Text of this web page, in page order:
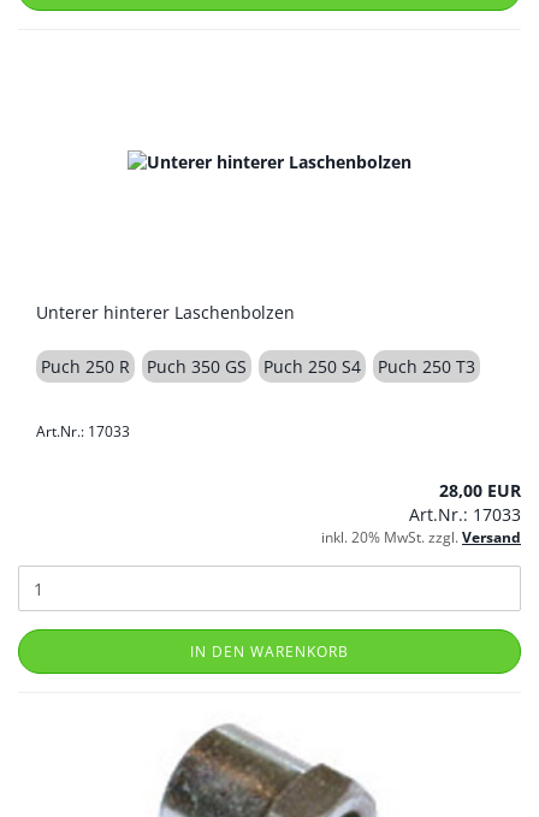
Unterer hinterer Laschenbolzen
Puch 250 R Puch 350 GS Puch 250 S4 Puch 250 T3
Art.Nr.: 17033
28,00 EUR
Art.Nr.: 17033
inkl. 20% MwSt. zzgl.Versand
IN DEN WARENKORB